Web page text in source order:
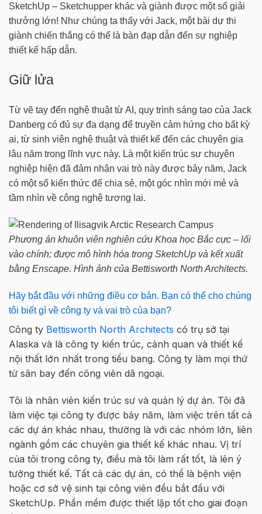
SketchUp – Sketchupper khác và giành được một số giải
thưởng lớn! Như chúng ta thấy với Jack, một bài dự thi
giành chiến thắng có thể là bàn đạp dẫn đến sự nghiệp
thiết kế hấp dẫn.
Giữ lửa
Từ vẽ tay đến nghệ thuật từ AI, quy trình sáng tạo của Jack
Danberg có đủ sự đa dạng để truyền cảm hứng cho bất kỳ
ai, từ sinh viên nghệ thuật và thiết kế đến các chuyên gia
lâu năm trong lĩnh vực này. Là một kiến trúc sư chuyên
nghiệp hiện đã đảm nhận vai trò này được bảy năm, Jack
có một số kiến thức để chia sẻ, một góc nhìn mới mẻ và
tầm nhìn về công nghệ tương lai.
Phương án khuôn viên nghiên cứu Khoa học Bắc cực – lối
vào chính; được mô hình hóa trong SketchUp và kết xuất
bằng Enscape. Hình ảnh của Bettisworth North Architects.
Hãy bắt đầu với những điều cơ bản. Bạn có thể cho chúng
tôi biết gì về công ty và vai trò của bạn?
Công ty Bettisworth North Architects có trụ sở tại
Alaska và là công ty kiến trúc, cảnh quan và thiết kế
nội thất lớn nhất trong tiểu bang. Công ty làm mọi thứ
từ sân bay đến công viên dã ngoại.
Tôi là nhân viên kiến trúc sư và quản lý dự án. Tôi đã
làm việc tại công ty được bảy năm, làm việc trên tất cả
các dự án khác nhau, thường là với các nhóm lớn, liên
ngành gồm các chuyên gia thiết kế khác nhau. Vị trí
của tôi trong công ty, điều mà tôi làm rất tốt, là lên ý
tưởng thiết kế. Tất cả các dự án, có thể là bệnh viện
hoặc cơ sở vệ sinh tại công viên đều bắt đầu với
SketchUp. Phần mềm được thiết lập tốt cho giai đoạn